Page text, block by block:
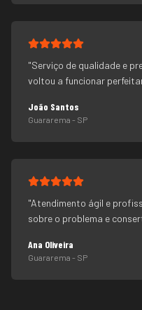
"Serviço de qualidade e
voltou a funcionar
João Santos
Guararema - SP
"Atendimento ágil e
sobre o problema e
Ana Oliveira
Guararema - SP